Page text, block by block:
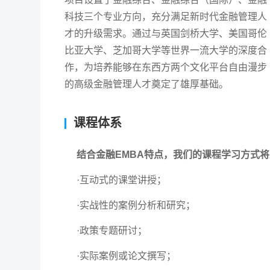
科技三个专业方向，充分满足新时代金融管理人
才的升级需求。通过与英国剑桥大学、美国哥伦
比亚大学、芝加哥大学等世界一流大学的深度合
作，为培养能够在东西方两个文化平台自由漫步
的高级金融管理人才奠定了雄厚基础。
课程体系
结合金融EMBA特点，我们的课程学习方式
·互动式的课堂讲授；
·实战性的案例分析和研究；
·政策专题研讨；
·实际案例或论文撰写；